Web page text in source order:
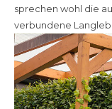
sprechen wohl die
verbundene